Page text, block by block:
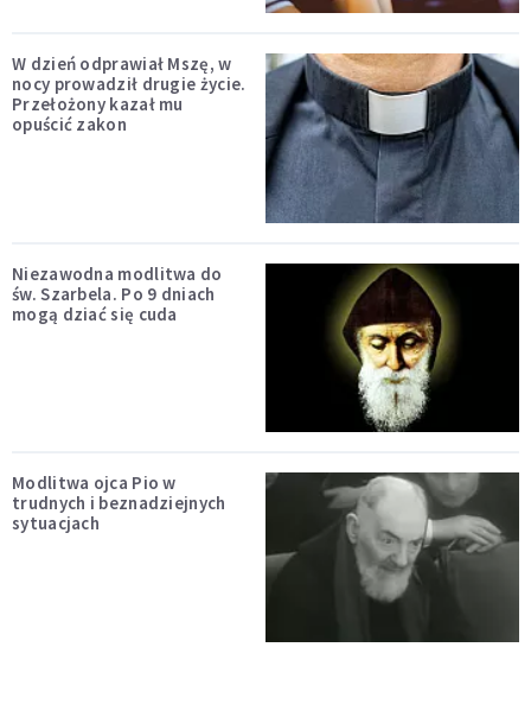
W dzień odprawiał Mszę, w
nocy prowadził drugie życie.
Przełożony kazał mu
opuścić zakon
Niezawodna modlitwa do
św. Szarbela. Po 9 dniach
mogą dziać się cuda
Modlitwa ojca Pio w
trudnych i beznadziejnych
sytuacjach